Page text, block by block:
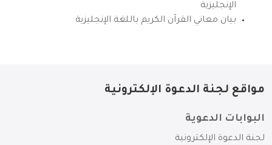
الإنجليزية
بيان معاني القرآن الكريم باللغة الإنجليزية
مواقع لجنة الدعوة الإلكترونية
البوابات الدعوية
لجنة الدعوة الإلكترونية